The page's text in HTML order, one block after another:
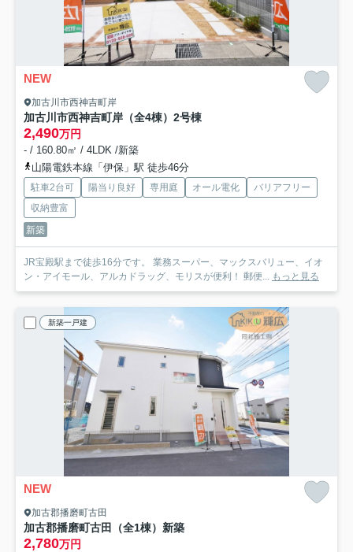
NEW
加古川市西神吉町岸
加古川市西神吉町岸（全4棟）2号棟
2,490万円
- / 160.80㎡ / 4LDK /新築
山陽電鉄本線「伊保」駅 徒歩46分
駐車2台可 陽当り良好 専用庭 オール電化
バリアフリー
収納豊富
新築
JR宝殿駅まで徒歩16分です。 業務スーパー、マックスバリュー、イオ
ン・アイモール、アルカドラッグ、モリスが便利！ 郵便...
もっと見る
新築一戸建
NEW
加古郡播磨町古田
加古郡播磨町古田（全1棟）新築
2,780万円